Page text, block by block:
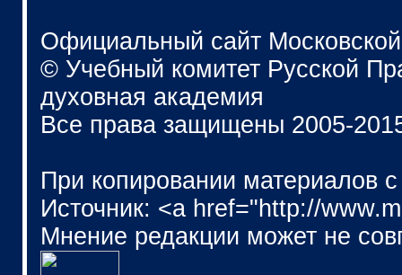
Официальный сайт
© Учебный комитет Русской
духовная академия
Все права защищены 2005-
При копировании материалов
Источник: <a href="http://
Мнение редакции может не